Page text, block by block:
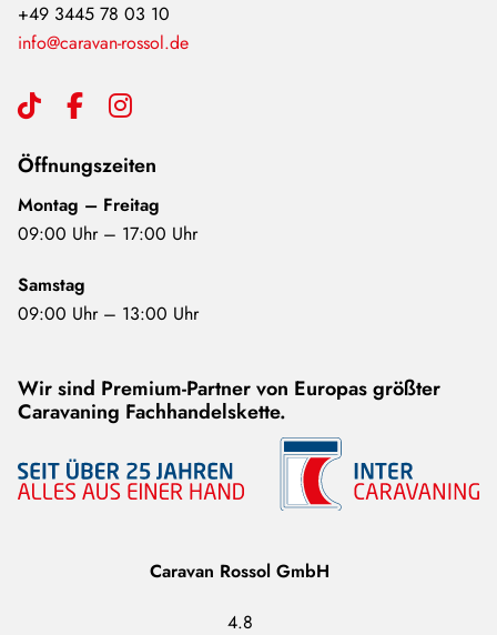
+49 3445 78 03 10
info@caravan-rossol.de
Öffnungszeiten
Montag – Freitag
09:00 Uhr – 17:00 Uhr
Samstag
09:00 Uhr – 13:00 Uhr
Wir sind Premium-Partner von Europas größter
Caravaning Fachhandelskette.
Caravan Rossol GmbH
4.8